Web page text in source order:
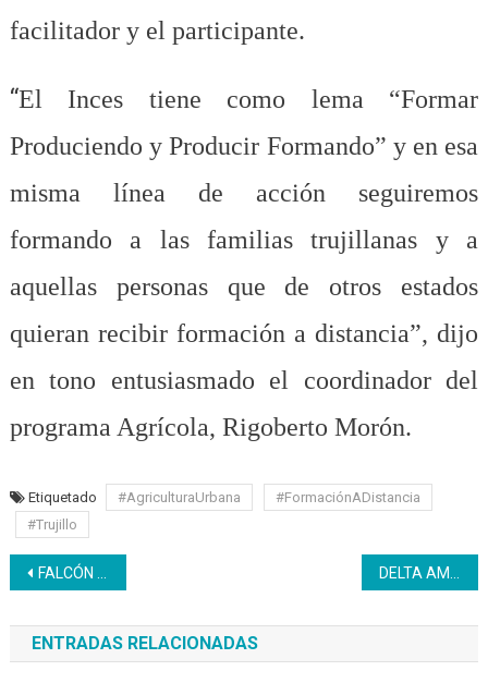
facilitador y el participante.
“El Inces tiene como lema “Formar
Produciendo y Producir Formando” y en esa
misma línea de acción seguiremos
formando a las familias trujillanas y a
aquellas personas que de otros estados
quieran recibir formación a distancia”, dijo
en tono entusiasmado el coordinador del
programa Agrícola, Rigoberto Morón.
Etiquetado #AgriculturaUrbana
#FormaciónADistancia
#Trujillo
Navegación
de
entradas
FALCÓN | Inces reconoce saberes de 12 barberos DELTA AMACURO | Inicia proceso de inscripción en más de 13 nuevas formaciones a distancia
ENTRADAS RELACIONADAS